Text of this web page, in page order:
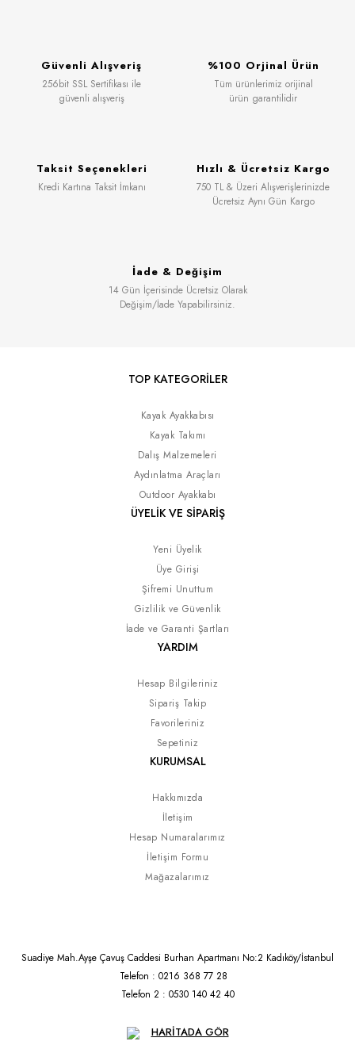
Güvenli Alışveriş
256bit SSL Sertifikası ile
güvenli alışveriş
%100 Orjinal Ürün
Tüm ürünlerimiz orijinal
ürün garantilidir
Taksit Seçenekleri
Kredi Kartına Taksit İmkanı
Hızlı & Ücretsiz Kargo
750 TL & Üzeri Alışverişlerinizde
Ücretsiz Aynı Gün Kargo
İade & Değişim
14 Gün İçerisinde Ücretsiz Olarak
Değişim/İade Yapabilirsiniz.
TOP KATEGORİLER
Kayak Ayakkabısı
Kayak Takımı
Dalış Malzemeleri
Aydınlatma Araçları
Outdoor Ayakkabı
ÜYELİK VE SİPARİŞ
Yeni Üyelik
Üye Girişi
Şifremi Unuttum
Gizlilik ve Güvenlik
İade ve Garanti Şartları
YARDIM
Hesap Bilgileriniz
Sipariş Takip
Favorileriniz
Sepetiniz
KURUMSAL
Hakkımızda
İletişim
Hesap Numaralarımız
İletişim Formu
Mağazalarımız
Suadiye Mah.Ayşe Çavuş Caddesi Burhan Apartmanı No:2 Kadıköy/İstanbul
Telefon : 0216 368 77 28
Telefon 2 : 0530 140 42 40
HARİTADA GÖR